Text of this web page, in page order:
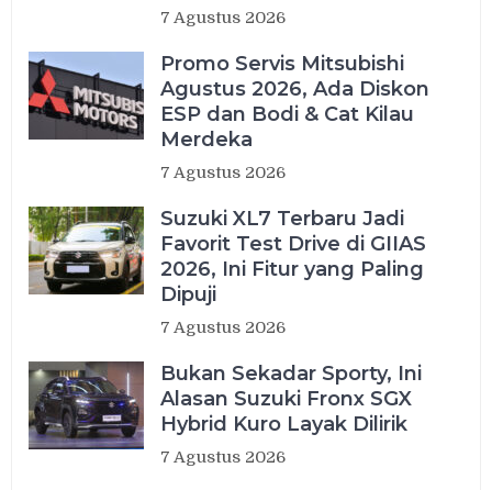
7 Agustus 2026
Promo Servis Mitsubishi
Agustus 2026, Ada Diskon
ESP dan Bodi & Cat Kilau
Merdeka
7 Agustus 2026
Suzuki XL7 Terbaru Jadi
Favorit Test Drive di GIIAS
2026, Ini Fitur yang Paling
Dipuji
7 Agustus 2026
Bukan Sekadar Sporty, Ini
Alasan Suzuki Fronx SGX
Hybrid Kuro Layak Dilirik
7 Agustus 2026